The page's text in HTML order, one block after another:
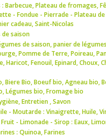
Barbecue,Plateau de fromages,
- Fondue - Pierrade - Plateau
cadeau,Saint-Nicolas
de saison
de saison,panier de légumes
,Pomme de Terre,Poireau,
,Haricot,Fenouil,Epinard,Choux,
,Biere Bio,Boeuf bio,Agneau bio,
,Légumes bio,Fromage bio
,Entretien ,Savon
- Moutarde : Vinaigrette,Huile,
Fruit - Limonade - Sirop : Eaux,
: Quinoa,Farines